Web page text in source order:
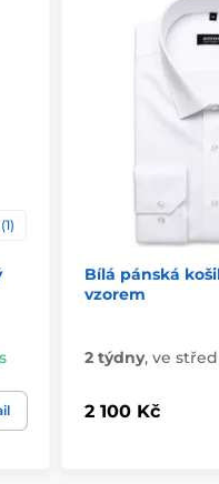
Bílá pánská
vzorem
2 týdny, ve
2 100 Kč